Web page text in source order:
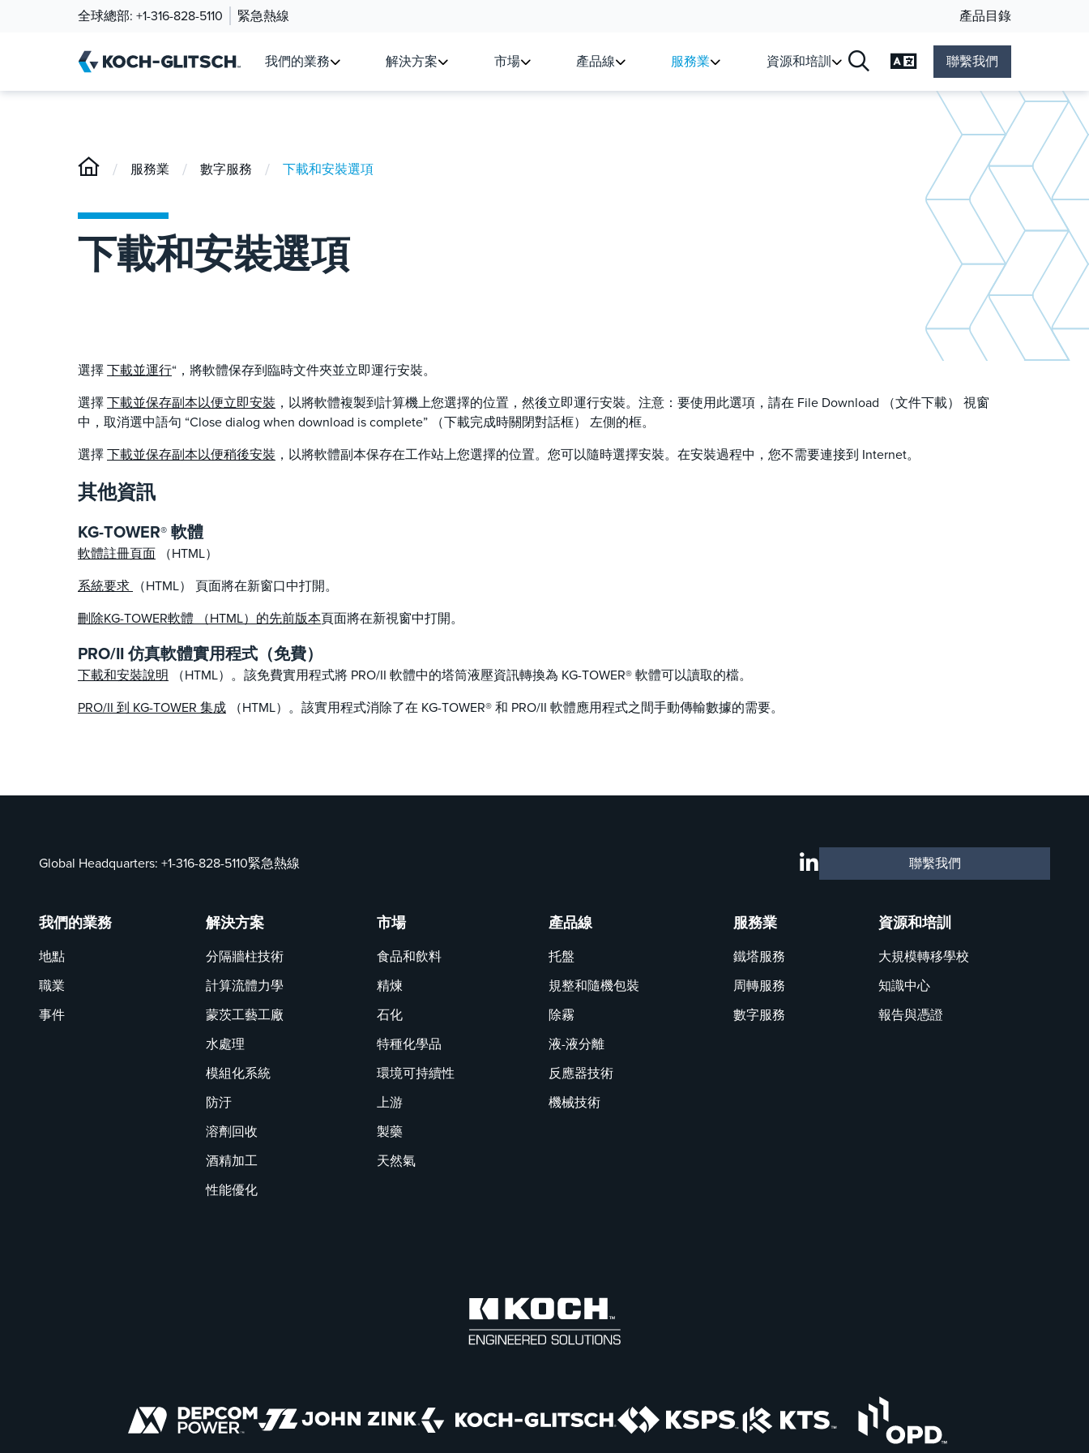
全球總部: +1-316-828-5110 緊急熱線 產品目錄
我們的業務 解決方案 市場 產品線 服務業 資源和培訓 變更語言聯繫我們
/ 服務業 / 數字服務 / 下載和安裝選項
下載和安裝選項
選擇下載並運行“，將軟體保存到臨時文件夾並立即運行安裝。
選擇下載並保存副本以便立即安裝 ，以將軟體複製到計算機上您選擇的位置，然後立即運行安裝。注意：要使用此選項，請在 File Download （文件下載） 視窗
中，取消選中語句 “Close dialog when download is complete” （下載完成時關閉對話框） 左側的框。
選擇下載並保存副本以便稍後安裝 ，以將軟體副本保存在工作站上您選擇的位置。您可以隨時選擇安裝。在安裝過程中，您不需要連接到 Internet。
其他資訊
KG-TOWER® 軟體
軟體註冊頁面 （HTML）
系統要求
（HTML） 頁面將在新窗口中打開。
刪除KG-TOWER軟體 （HTML）的先前版本頁面將在新視窗中打開。
PRO/II 仿真軟體實用程式（免費）
下載和安裝說明 （HTML）。該免費實用程式將 PRO/II 軟體中的塔筒液壓資訊轉換為 KG-TOWER® 軟體可以讀取的檔。
PRO/II 到 KG-TOWER 集成 （HTML）。該實用程式消除了在 KG-TOWER® 和 PRO/II 軟體應用程式之間手動傳輸數據的需要。
Global Headquarters: +1-316-828-5110緊急熱線 聯繫我們
我們的業務
地點
職業
事件
解決方案
分隔牆柱技術
計算流體力學
蒙茨工藝工廠
水處理
模組化系統
防汙
溶劑回收
酒精加工
性能優化
市場
食品和飲料
精煉
石化
特種化學品
環境可持續性
上游
製藥
天然氣
產品線
托盤
規整和隨機包裝
除霧
液-液分離
反應器技術
機械技術
服務業
鐵塔服務
周轉服務
數字服務
資源和培訓
大規模轉移學校
知識中心
報告與憑證